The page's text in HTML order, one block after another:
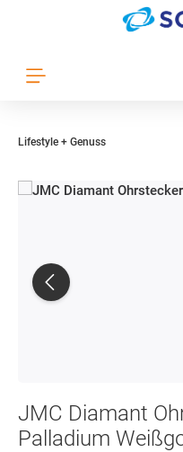
Zum Hauptinhalt springen
Lifestyle + Genuss
JMC Diamant
Palladium